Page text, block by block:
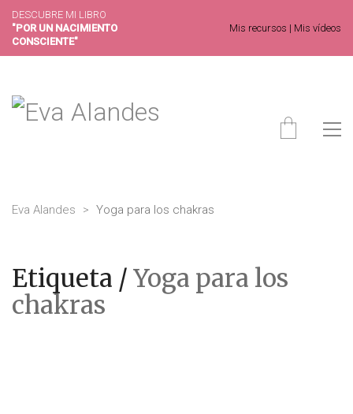
DESCUBRE MI LIBRO
"POR UN NACIMIENTO
CONSCIENTE"
Mis recursos | Mis vídeos
Eva Alandes > Yoga para los chakras
Etiqueta / Yoga para los
chakras